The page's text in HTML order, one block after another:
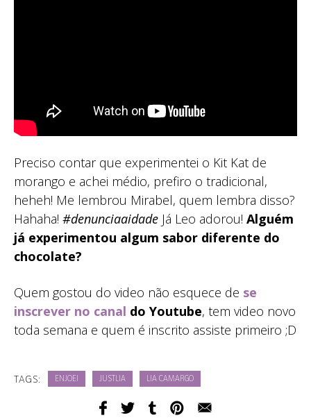
Preciso contar que experimentei o Kit Kat de
morango e achei médio, prefiro o tradicional,
heheh! Me lembrou Mirabel, quem lembra disso?
Hahaha! #denunciaaidade Já Leo adorou! Alguém
já experimentou algum sabor diferente do
chocolate?
Quem gostou do video não esquece de se
inscrever no canal do Youtube, tem video novo
toda semana e quem é inscrito assiste primeiro ;D
TAGS: ENJOEI JUSTLIA LIA CAMARGO